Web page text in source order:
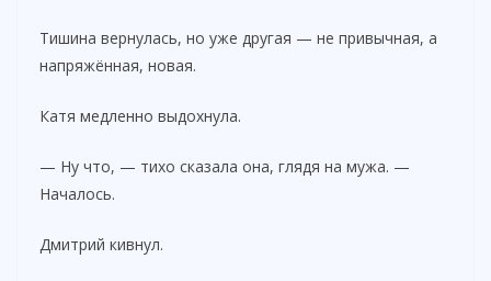
Тишина вернулась, но уже другая — не привычная, а
напряжённая, новая.
Катя медленно выдохнула.
— Ну что, — тихо сказала она, глядя на мужа. —
Началось.
Дмитрий кивнул.